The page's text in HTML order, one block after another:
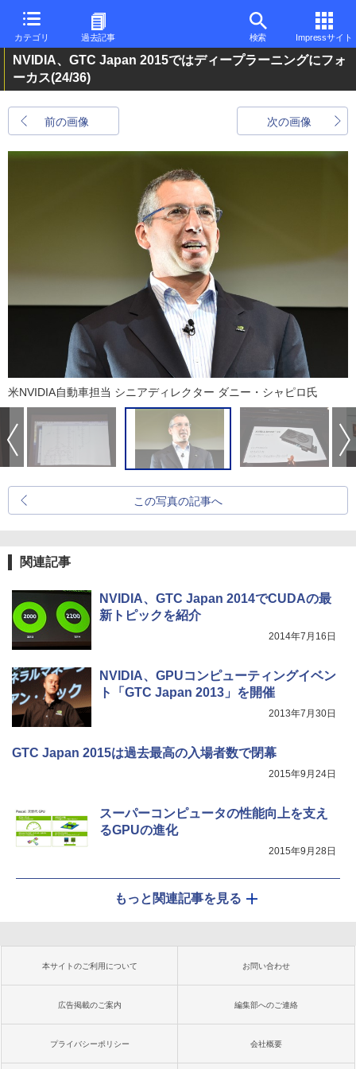
カテゴリ 過去記事 検索 Impressサイト
NVIDIA、GTC Japan 2015ではディープラーニングにフォ
ーカス(24/36)
前の画像 次の画像
米NVIDIA自動車担当 シニアディレクター ダニー・シャピロ氏
この写真の記事へ
関連記事
NVIDIA、GTC Japan 2014でCUDAの最
新トピックを紹介
2014年7月16日
NVIDIA、GPUコンピューティングイベン
ト「GTC Japan 2013」を開催
2013年7月30日
GTC Japan 2015は過去最高の入場者数で閉幕
2015年9月24日
スーパーコンピュータの性能向上を支え
るGPUの進化
2015年9月28日
もっと関連記事を見る
本サイトのご利用について お問い合わせ
広告掲載のご案内 編集部へのご連絡
プライバシーポリシー 会社概要